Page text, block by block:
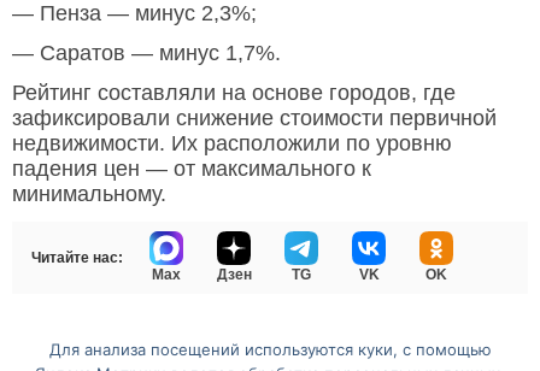
— Пенза — минус 2,3%;
— Саратов — минус 1,7%.
Рейтинг составляли на основе городов, где
зафиксировали снижение стоимости первичной
недвижимости. Их расположили по уровню
падения цен — от максимального к
минимальному.
Читайте нас:
Max
Дзен TG VK OK
Для анализа посещений используются куки, с помощью